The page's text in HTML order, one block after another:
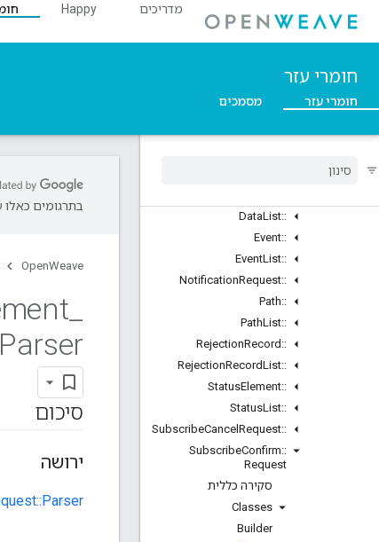
מדריכים Happy
חומרי עזר
חומרי עזר מסמכים
סקירה כללית
Structs
Unions
::
CustomCommand
::
DataList
::
Event
::
EventList
::
NotificationRequest
::
Path
::
PathList
::
RejectionRecord
::
RejectionRecordList
::
StatusElement
::
StatusList
::
SubscribeCancel Request
::
SubscribeConfirm
Request
סקירה כללית
Classes
Builder
בתרגומים כאלו
OpenWeave
Parser
סיכום
ירושה